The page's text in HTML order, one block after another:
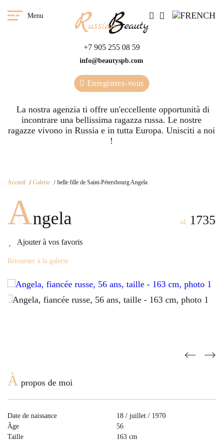
Menu
+7 905 255 08 59
info@beautyspb.com
Enregistrez-vous
La nostra agenzia ti offre un'eccellente opportunità di
incontrare una bellissima ragazza russa. Le nostre
ragazze vivono in Russia e in tutta Europa. Unisciti a noi
!
Accueil Galerie belle fille de Saint-Pétersbourg Angela
Angela
Ajouter à vos favoris
id: 1735
Retourner à la galerie
À propos de moi
Date de naissance
18 / juillet / 1970
Âge
56
Taille
163 cm